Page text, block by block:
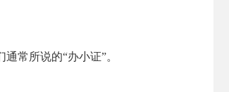
常所说的“办小证”。